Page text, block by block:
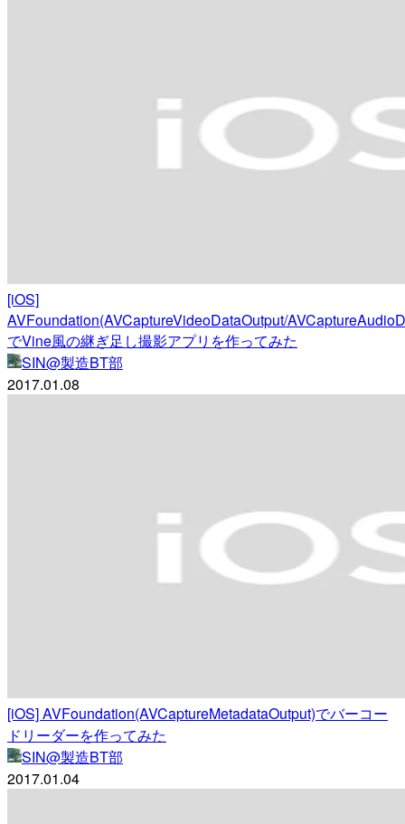
[iOS]
AVFoundation(AVCaptureVideoDataOutput/
でVine風の継ぎ足し撮影アプリを作ってみた
SIN@製造BT部
2017.01.08
[iOS] AVFoundation(AVCaptureMetadataOutput)でバーコー
ドリーダーを作ってみた
SIN@製造BT部
2017.01.04